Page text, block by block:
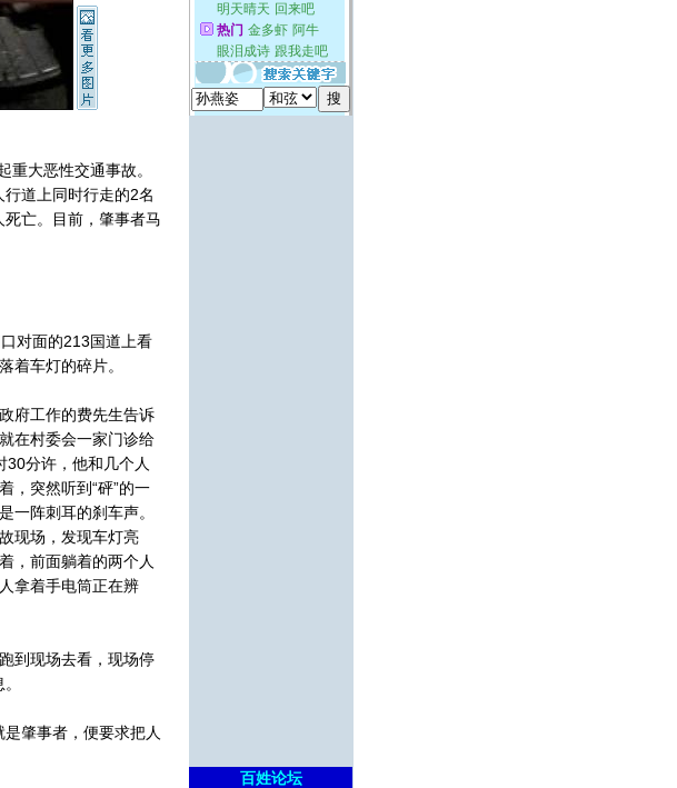
大恶性交通事故。
道上同时行走的2名
亡。目前，肇事者马
对面的213国道上看
着车灯的碎片。
工作的费先生告诉
在村委会一家门诊给
30分许，他和几个人
，突然听到“砰”的一
一阵刺耳的刹车声。
现场，发现车灯亮
，前面躺着的两个人
拿着手电筒正在辨
到现场去看，现场停
肇事者，便要求把人
百姓论坛